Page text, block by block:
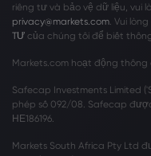
riêng tư và bảo vệ dữ liệu, vui
privacy@markets.com. Vui
TƯ của chúng tôi để biết
Markets.com hoạt động
Safecap Investments Limited
phép số 092/08. Safecap
ΗΕ186196.
Markets South Africa Pty Ltd